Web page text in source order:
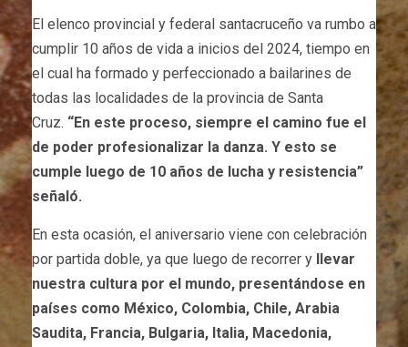
El elenco provincial y federal santacruceño va rumbo a
cumplir 10 años de vida a inicios del 2024, tiempo en
el cual ha formado y perfeccionado a bailarines de
todas las localidades de la provincia de Santa
Cruz. “En este proceso, siempre el camino fue el
de poder profesionalizar la danza. Y esto se
cumple luego de 10 años de lucha y resistencia”
señaló.
En esta ocasión, el aniversario viene con celebración
por partida doble, ya que luego de recorrer y llevar
nuestra cultura por el mundo, presentándose en
países como México, Colombia, Chile, Arabia
Saudita, Francia, Bulgaria, Italia, Macedonia,